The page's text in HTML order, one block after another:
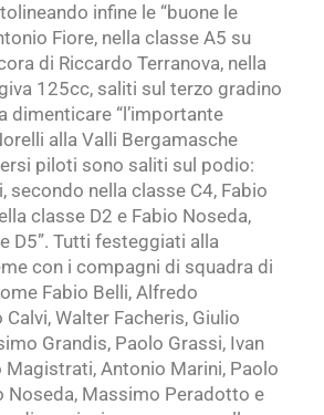
infine le “buone le
Fiore, nella classe A5 su
di Riccardo Terranova, nella
125cc, saliti sul terzo gradino
dimenticare “l’importante
alla Valli Bergamasche
piloti sono saliti sul podio:
secondo nella classe C4, Fabio
classe D2 e Fabio Noseda,
D5”. Tutti festeggiati alla
con i compagni di squadra di
Fabio Belli, Alfredo
Walter Facheris, Giulio
Grandis, Paolo Grassi, Ivan
Magistrati, Antonio Marini, Paolo
Noseda, Massimo Peradotto e